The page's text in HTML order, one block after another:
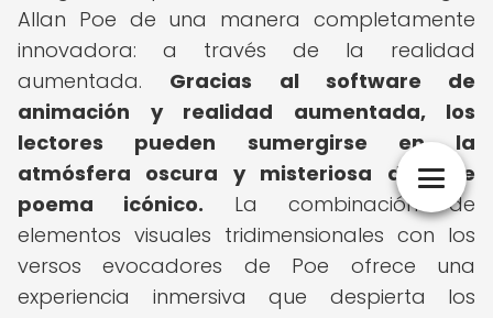
Allan Poe de una manera completamente
innovadora: a través de la realidad
aumentada. Gracias al software de
animación y realidad aumentada, los
lectores pueden sumergirse en la
atmósfera oscura y misteriosa de este
poema icónico. La combinación de
elementos visuales tridimensionales con los
versos evocadores de Poe ofrece una
experiencia inmersiva que despierta los